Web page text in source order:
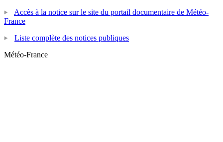
Accès à la notice sur le site du portail documentaire de Météo-
France
Liste complète des notices publiques
Météo-France